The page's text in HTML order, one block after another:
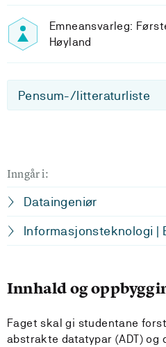
Emneansvarleg:
Høyland
Pensum-/litteraturliste
Inngår i:
Dataingeniør
Informasjonsteknologi |
Innhald og
Faget skal gi studentane
abstrakte datatypar (ADT) og